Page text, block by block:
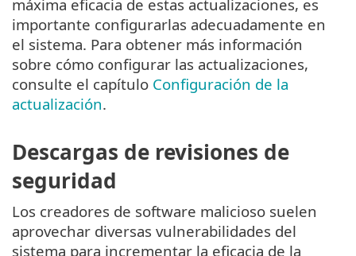
máxima eficacia de estas actualizaciones, es
importante configurarlas adecuadamente en
el sistema. Para obtener más información
sobre cómo configurar las actualizaciones,
consulte el capítulo Configuración de la
actualización.
Descargas de revisiones de
seguridad
Los creadores de software malicioso suelen
aprovechar diversas vulnerabilidades del
sistema para incrementar la eficacia de la